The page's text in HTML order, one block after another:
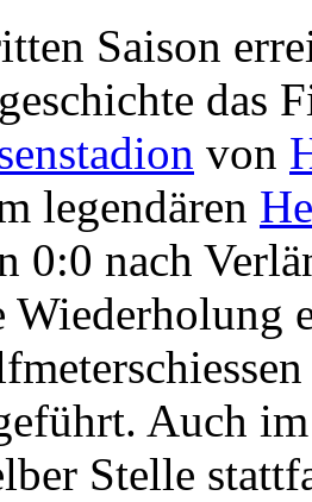
Saison
das
von
legendären
0:0 nach
Auch
Stelle